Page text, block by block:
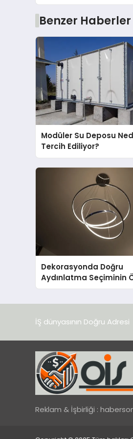
Benzer Haberler
Modüler Su Deposu
Tercih Ediliyor?
Dekorasyonda Doğru
Aydınlatma Seçiminin
İŞ dünyasının Doğru Adresi
Reklam & İşbirliği :